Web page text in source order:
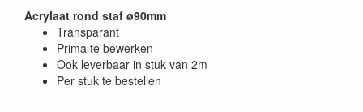
Acrylaat rond staf ø90mm
Transparant
Prima te bewerken
Ook leverbaar in stuk van 2m
Per stuk te bestellen